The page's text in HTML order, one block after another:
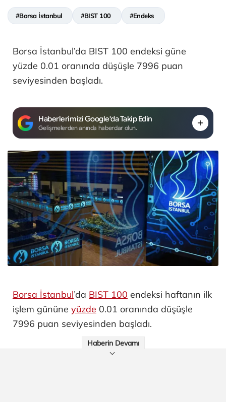
#Borsa İstanbul #BIST 100 #Endeks
Borsa İstanbul’da BIST 100 endeksi güne
yüzde 0.01 oranında düşüşle 7996 puan
seviyesinden başladı.
Haberlerimizi Google'da Takip Edin
Gelişmelerden anında haberdar olun.
Borsa İstanbul’da BIST 100 endeksi haftanın ilk
işlem gününe yüzde 0.01 oranında düşüşle
7996 puan seviyesinden başladı.
Haberin Devamı